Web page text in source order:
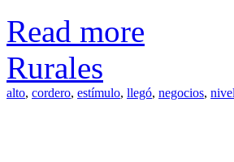
Read more
Rurales
alto, cordero, estímulo, llegó, negocios, nivel